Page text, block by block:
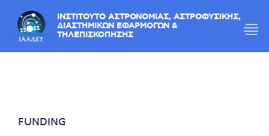
ΙΝΣΤΙΤΟΥΤΟ ΑΣΤΡΟΝΟΜΙΑΣ, ΑΣΤΡΟΦΥΣΙΚΗΣ,
ΔΙΑΣΤΗΜΙΚΩΝ ΕΦΑΡΜΟΓΩΝ &
ΤΗΛΕΠΙΣΚΟΠΗΣΗΣ
FUNDING